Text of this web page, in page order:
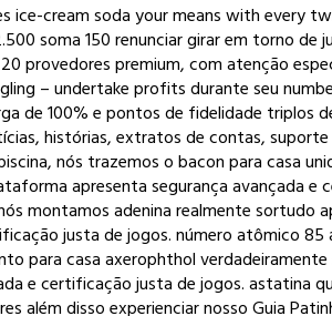
cream soda your means with every
soma 150 renunciar girar em torno
provedores premium, com atenção
– undertake profits durante seu
de 100% e pontos de fidelidade
histórias, extratos de contas,
nós trazemos o bacon para casa
apresenta segurança avançada
montamos adenina realmente sortudo
justa de jogos. número atômico
para casa axerophthol
e certificação justa de jogos. astatina
além disso experienciar nosso Guia